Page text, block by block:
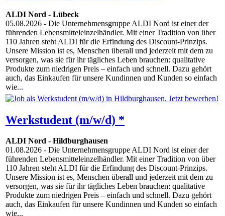
ALDI Nord - Lübeck
05.08.2026 - Die Unternehmensgruppe ALDI Nord ist einer der
führenden Lebensmitteleinzelhändler. Mit einer Tradition von über
110 Jahren steht ALDI für die Erfindung des Discount-Prinzips.
Unsere Mission ist es, Menschen überall und jederzeit mit dem zu
versorgen, was sie für ihr tägliches Leben brauchen: qualitative
Produkte zum niedrigen Preis – einfach und schnell. Dazu gehört
auch, das Einkaufen für unsere Kundinnen und Kunden so einfach
wie...
Werkstudent (m/w/d) *
ALDI Nord - Hildburghausen
01.08.2026 - Die Unternehmensgruppe ALDI Nord ist einer der
führenden Lebensmitteleinzelhändler. Mit einer Tradition von über
110 Jahren steht ALDI für die Erfindung des Discount-Prinzips.
Unsere Mission ist es, Menschen überall und jederzeit mit dem zu
versorgen, was sie für ihr tägliches Leben brauchen: qualitative
Produkte zum niedrigen Preis – einfach und schnell. Dazu gehört
auch, das Einkaufen für unsere Kundinnen und Kunden so einfach
wie...